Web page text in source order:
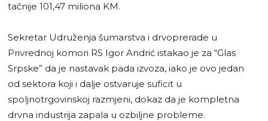
tačnije 101,47 miliona KM.
Sekretar Udruženja šumarstva i drvoprerade u
Privrednoj komori RS Igor Andrić istakao je za “Glas
Srpske” da je nastavak pada izvoza, iako je ovo jedan
od sektora koji i dalje ostvaruje suficit u
spoljnotrgovinskoj razmjeni, dokaz da je kompletna
drvna industrija zapala u ozbiljne probleme.